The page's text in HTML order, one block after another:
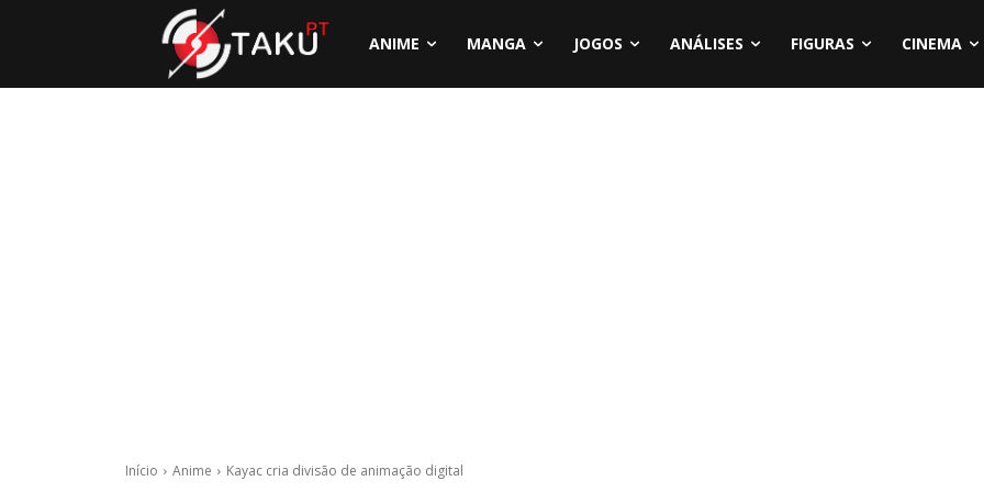
ANIME MANGA JOGOS ANÁLISES FIGURAS CINEMA
Início Anime Kayac cria divisão de animação digital